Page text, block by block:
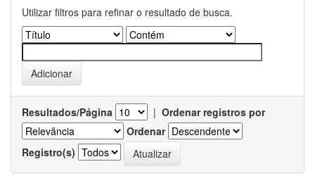
Utilizar filtros para refinar o resultado de busca.
Resultados/Página | Ordenar registros por
Ordenar
Registro(s)